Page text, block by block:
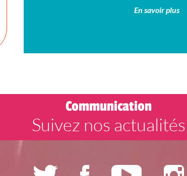
En savoir plus
Communication
Suivez nos actualités